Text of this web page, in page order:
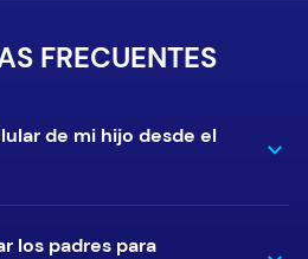
FRECUENTES
de mi hijo desde el
los padres para